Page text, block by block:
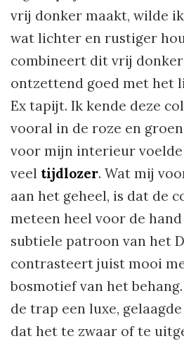
vrij donker maakt, wilde
wat lichter en rustiger
combineert dit vrij
ontzettend goed met het
Ex tapijt. Ik kende deze
vooral in de roze en
voor mijn interieur
veel tijdlozer. Wat mij
aan het geheel, is dat de
meteen heel voor de
subtiele patroon van het
contrasteert juist mooi
bosmotief van het
de trap een luxe,
dat het te zwaar of te